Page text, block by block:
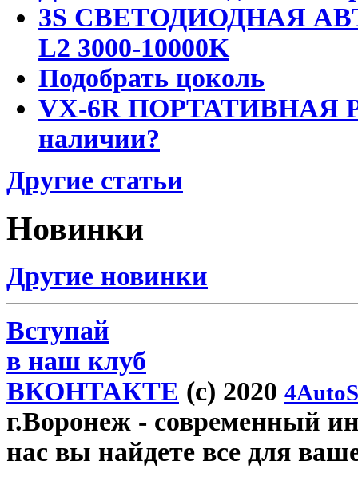
3S СВЕТОДИОДНАЯ
L2 3000-10000K
Подобрать цоколь
VX-6R ПОРТАТИВНАЯ
наличии?
Другие статьи
Новинки
Другие новинки
Вступай
в наш клуб
ВКОНТАКТЕ (c) 2020
г.Воронеж - современный
нас вы найдете все для